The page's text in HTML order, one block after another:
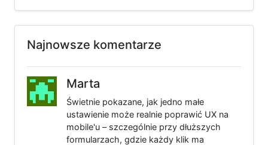
Najnowsze komentarze
Marta
Świetnie pokazane, jak jedno małe
ustawienie może realnie poprawić UX na
mobile'u – szczególnie przy dłuższych
formularzach, gdzie każdy klik ma